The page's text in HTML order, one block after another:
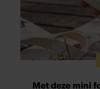
Met deze mini